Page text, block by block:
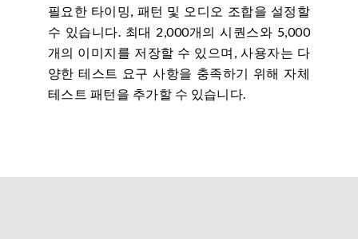
필요한 타이밍, 패턴 및 오디오 조합을 설정할
수 있습니다. 최대 2,000개의 시퀀스와 5,000
개의 이미지를 저장할 수 있으며, 사용자는 다
양한 테스트 요구 사항을 충족하기 위해 자체
테스트 패턴을 추가할 수 있습니다.